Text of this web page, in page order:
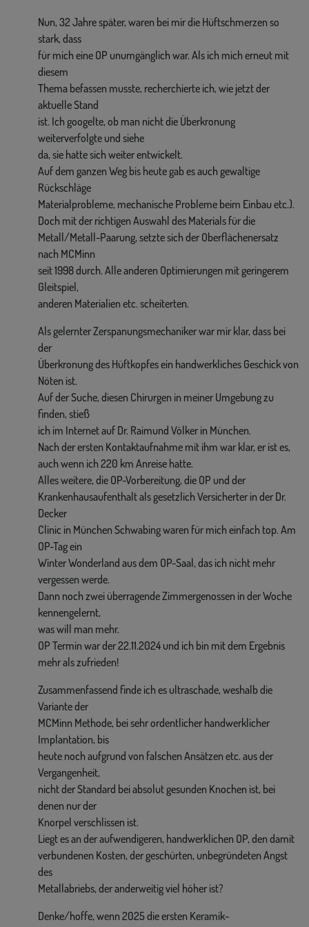
Nun, 32 Jahre später, waren bei mir die Hüftschmerzen so
stark, dass
für mich eine OP unumgänglich war. Als ich mich erneut mit
diesem
Thema befassen musste, recherchierte ich, wie jetzt der
aktuelle Stand
ist. Ich googelte, ob man nicht die Überkronung
weiterverfolgte und siehe
da, sie hatte sich weiter entwickelt.
Auf dem ganzen Weg bis heute gab es auch gewaltige
Rückschläge
Materialprobleme, mechanische Probleme beim Einbau etc.).
Doch mit der richtigen Auswahl des Materials für die
Metall/Metall-Paarung, setzte sich der Oberflächenersatz
nach MCMinn
seit 1998 durch. Alle anderen Optimierungen mit geringerem
Gleitspiel,
anderen Materialien etc. scheiterten.
Als gelernter Zerspanungsmechaniker war mir klar, dass bei
der
Überkronung des Hüftkopfes ein handwerkliches Geschick von
Nöten ist.
Auf der Suche, diesen Chirurgen in meiner Umgebung zu
finden, stieß
ich im Internet auf Dr. Raimund Völker in München.
Nach der ersten Kontaktaufnahme mit ihm war klar, er ist es,
auch wenn ich 220 km Anreise hatte.
Alles weitere, die OP-Vorbereitung, die OP und der
Krankenhausaufenthalt als gesetzlich Versicherter in der Dr.
Decker
Clinic in München Schwabing waren für mich einfach top. Am
OP-Tag ein
Winter Wonderland aus dem OP-Saal, das ich nicht mehr
vergessen werde.
Dann noch zwei überragende Zimmergenossen in der Woche
kennengelernt,
was will man mehr.
OP Termin war der 22.11.2024 und ich bin mit dem Ergebnis
mehr als zufrieden!
Zusammenfassend finde ich es ultraschade, weshalb die
Variante der
MCMinn Methode, bei sehr ordentlicher handwerklicher
Implantation, bis
heute noch aufgrund von falschen Ansätzen etc. aus der
Vergangenheit,
nicht der Standard bei absolut gesunden Knochen ist, bei
denen nur der
Knorpel verschlissen ist.
Liegt es an der aufwendigeren, handwerklichen OP, den damit
verbundenen Kosten, der geschürten, unbegründeten Angst
des
Metallabriebs, der anderweitig viel höher ist?
Denke/hoffe, wenn 2025 die ersten Keramik-